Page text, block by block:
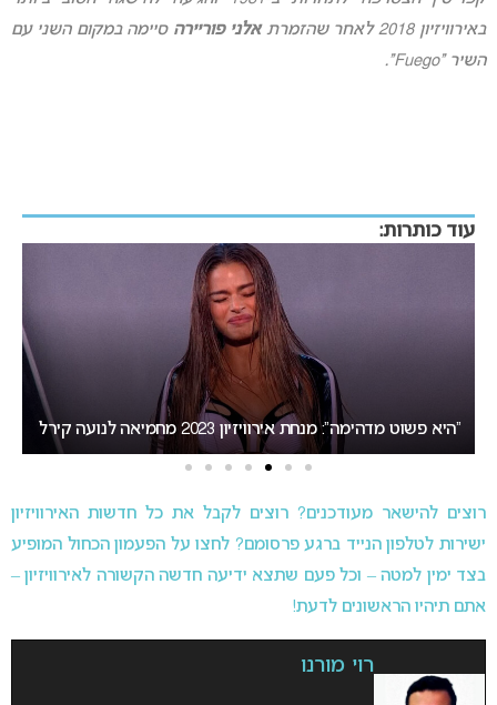
באירוויזיון 2018 לאחר שהזמרת
אלני פוריירה סיימה במקום השני עם
השיר “Fuego”.
עוד כותרות:
בורגס או סופיה: העיר המארחת של אירוויזיון 2027 תיחשף ביום
רביעי
רוצים להישאר מעודכנים? רוצים לקבל את כל חדשות האירוויזיון
ישירות לטלפון הנייד ברגע פרסומם? לחצו על הפעמון הכחול המופיע
בצד ימין למטה – וכל פעם שתצא ידיעה חדשה הקשורה לאירוויזיון –
אתם תיהיו הראשונים לדעת!
רוי מורנו